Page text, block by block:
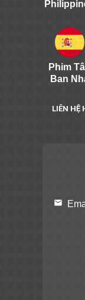
Phim
Ban
LIÊN HỆ
email